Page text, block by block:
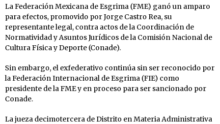
La Federación Mexicana de Esgrima (FME) ganó un amparo
para efectos, promovido por Jorge Castro Rea, su
representante legal, contra actos de la Coordinación de
Normatividad y Asuntos Jurídicos de la Comisión Nacional de
Cultura Física y Deporte (Conade).
Sin embargo, el exfederativo continúa sin ser reconocido por
la Federación Internacional de Esgrima (FIE) como
presidente de la FME y en proceso para ser sancionado por
Conade.
La jueza decimotercera de Distrito en Materia Administrativa